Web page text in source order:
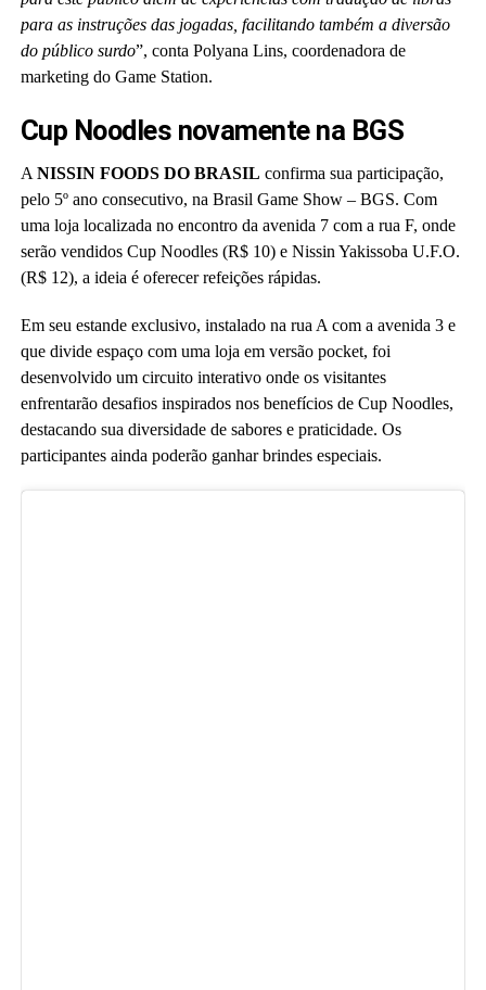
para as instruções das jogadas, facilitando também a diversão
do público surdo”, conta Polyana Lins, coordenadora de
marketing do Game Station.
Cup Noodles novamente na BGS
A NISSIN FOODS DO BRASIL confirma sua participação,
pelo 5º ano consecutivo, na Brasil Game Show – BGS. Com
uma loja localizada no encontro da avenida 7 com a rua F, onde
serão vendidos Cup Noodles (R$ 10) e Nissin Yakissoba U.F.O.
(R$ 12), a ideia é oferecer refeições rápidas.
Em seu estande exclusivo, instalado na rua A com a avenida 3 e
que divide espaço com uma loja em versão pocket, foi
desenvolvido um circuito interativo onde os visitantes
enfrentarão desafios inspirados nos benefícios de Cup Noodles,
destacando sua diversidade de sabores e praticidade. Os
participantes ainda poderão ganhar brindes especiais.